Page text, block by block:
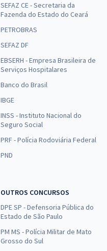
SEFAZ CE - Secretaria da
Fazenda do Estado do Ceará
PETROBRAS
SEFAZ DF
EBSERH - Empresa Brasileira de
Serviços Hospitalares
Banco do Brasil
IBGE
INSS - Instituto Nacional do
Seguro Social
PRF - Polícia Rodoviária Federal
PND
OUTROS CONCURSOS
DPE SP - Defensoria Pública do
Estado de São Paulo
PM MS - Polícia Militar de Mato
Grosso do Sul